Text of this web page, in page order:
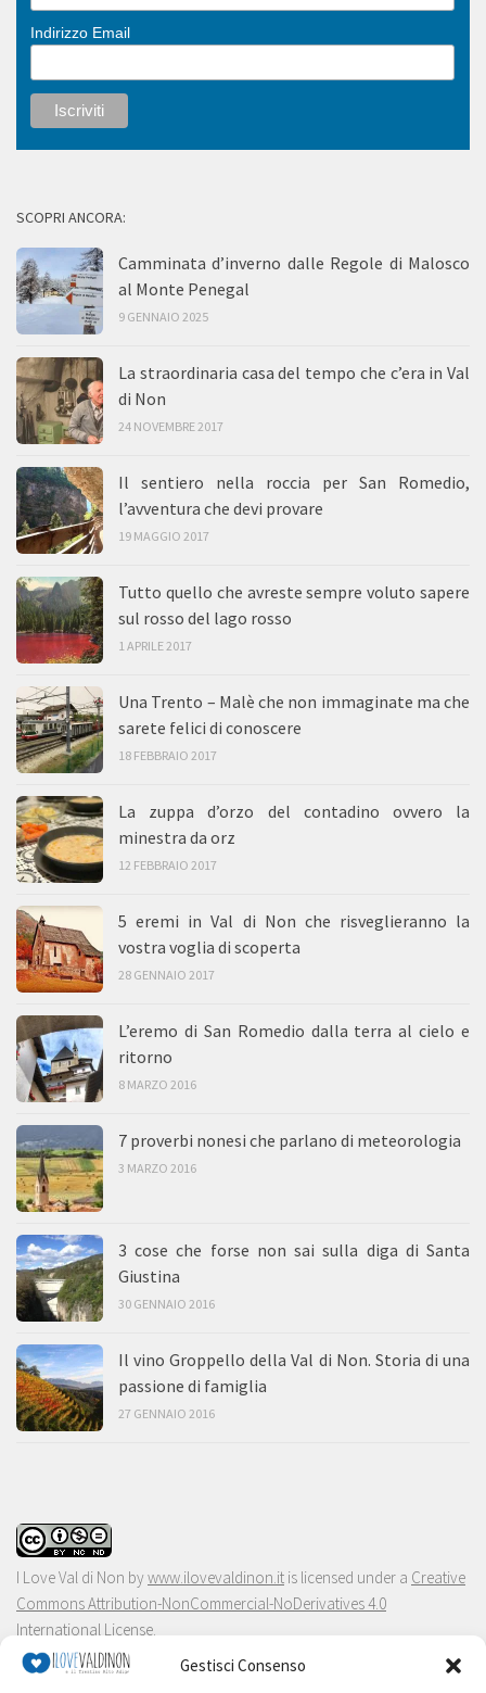
Gestisci Consenso
Indirizzo Email
SCOPRI ANCORA:
Camminata d’inverno dalle Regole di Malosco
al Monte Penegal
9 GENNAIO 2025
La straordinaria casa del tempo che c’era in Val
di Non
24 NOVEMBRE 2017
Il sentiero nella roccia per San Romedio,
l’avventura che devi provare
19 MAGGIO 2017
Tutto quello che avreste sempre voluto sapere
sul rosso del lago rosso
1 APRILE 2017
Una Trento – Malè che non immaginate ma che
sarete felici di conoscere
18 FEBBRAIO 2017
La zuppa d’orzo del contadino ovvero la
minestra da orz
12 FEBBRAIO 2017
5 eremi in Val di Non che risveglieranno la
vostra voglia di scoperta
28 GENNAIO 2017
L’eremo di San Romedio dalla terra al cielo e
ritorno
8 MARZO 2016
7 proverbi nonesi che parlano di meteorologia
3 MARZO 2016
3 cose che forse non sai sulla diga di Santa
Giustina
30 GENNAIO 2016
Il vino Groppello della Val di Non. Storia di una
passione di famiglia
27 GENNAIO 2016
I Love Val di Non bywww.ilovevaldinon.it is licensed under a Creative
Commons Attribution-NonCommercial-NoDerivatives 4.0
International License.